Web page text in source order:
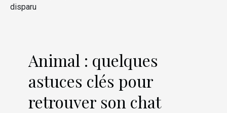
disparu
Animal : quelques
astuces clés pour
retrouver son chat